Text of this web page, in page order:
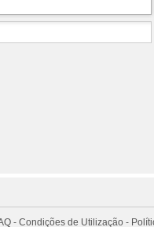
- Condições de Utilização -